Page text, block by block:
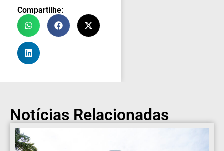
Compartilhe:
Notícias Relacionadas